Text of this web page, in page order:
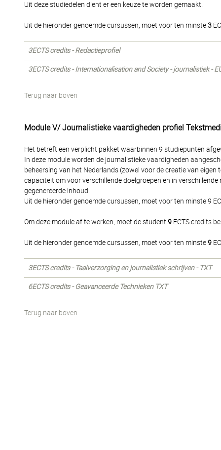
Uit deze studiedelen dient er een keuze te worden gemaakt.
Uit de hieronder genoemde cursussen, moet voor ten minste3
3ECTS credits - Redactieprofiel
3ECTS credits - Internationalisation and Society - journalistiek -
Terug naar boven
Module V/ Journalistieke vaardigheden profiel
Het betreft een verplicht pakket waarbinnen 9 studiepunten
In deze module worden de journalistieke vaardigheden
beheersing van het Nederlands (zowel voor de creatie van
capaciteit om voor verschillende doelgroepen en in
gegenereerde inhoud.
Uit de hieronder genoemde cursussen, moet voor ten minste 9
Om deze module af te werken, moet de student 9 ECTS credits
Uit de hieronder genoemde cursussen, moet voor ten minste9
3ECTS credits - Taalverzorging en journalistiek schrijven - TXT
6ECTS credits - Geavanceerde Technieken TXT
Terug naar boven